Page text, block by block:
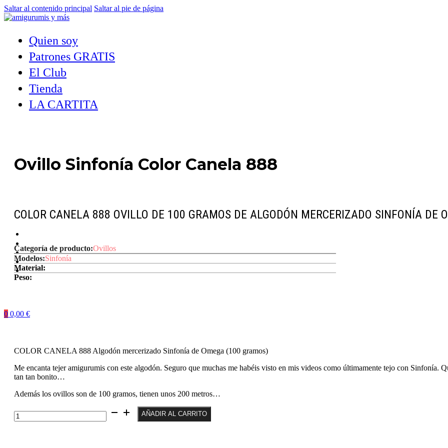
Saltar al contenido principal Saltar al pie de página
Quien soy
Patrones GRATIS
El Club
Tienda
LA CARTITA
0 0,00 €
Ovillo Sinfonía Color Canela 888
COLOR CANELA 888 OVILLO DE 100 GRAMOS DE ALGODÓN MERCERIZADO SINFONÍA DE
Categoría de producto:Ovillos
Modelos:Sinfonía
Material:
Peso:
COLOR CANELA 888 Algodón mercerizado Sinfonía de Omega (100 gramos)
Me encanta tejer amigurumis con este algodón. Seguro que muchas me habéis visto en mis videos como últimamente tejo con Sinfonía.
tan tan bonito…
Además los ovillos son de 100 gramos, tienen unos 200 metros…
Color
Canela
AÑADIR AL CARRITO